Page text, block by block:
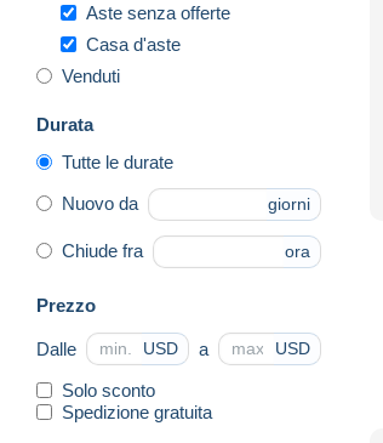
Aste senza offerte
Casa d'aste
Venduti
Durata
Tutte le durate
Nuovo da giorni
Chiude fra ora
Prezzo
Dalle USD a USD
Solo sconto
Spedizione gratuita